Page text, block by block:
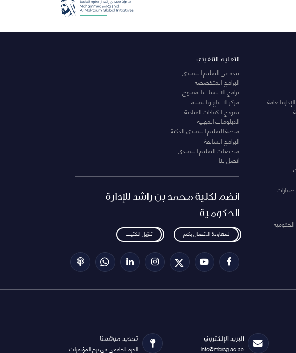
العامة
التعليم التنفيذي
نبذة عن التعليم التنفيذي
البرامج المتخصصة
برامج الانتساب المفتوح
مركز الابداع و التقييم
نموذج الكفاءات القيادية
الدبلومات المهنية
منصة التعليم التنفيذي الذكية
البرامج السابقة
ملخصات التعليم التنقيذي
اتصل بنا
انضم لكلية محمد بن راشد للإدارة
الحكومية
لمعاودة الاتصال بكم تنزيل الكتيب
البريد الإلكتروني
info@mbrsg.ac.ae
تحديد موقعنا
الحرم الجامعي في برج المؤتمرات